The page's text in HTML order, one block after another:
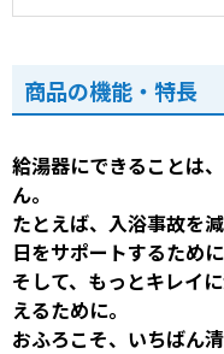
商品の機能・特長
給湯器にできることは
ん。
たとえば、入浴事故を
日をサポートするために
そして、もっとキレイ
えるために。
おふろこそ、いちばん